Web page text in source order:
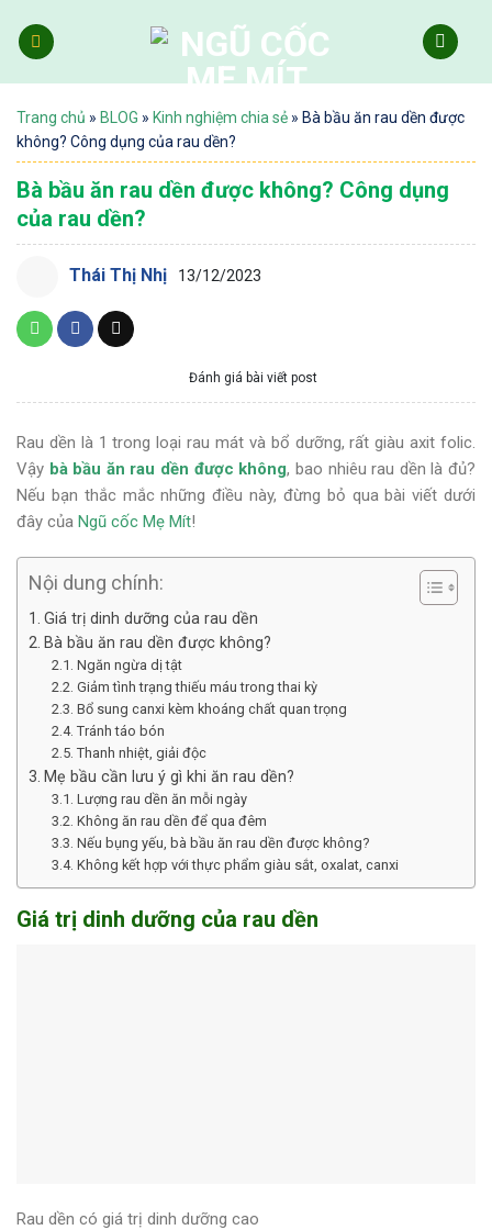
Trang chủ » BLOG » Kinh nghiệm chia sẻ » Bà bầu ăn rau dền được
không? Công dụng của rau dền?
Bà bầu ăn rau dền được không? Công dụng
của rau dền?
Thái Thị Nhị 13/12/2023
Đánh giá bài viết post
Rau dền là 1 trong loại rau mát và bổ dưỡng, rất giàu axit folic.
Vậy bà bầu ăn rau dền được không, bao nhiêu rau dền là đủ?
Nếu bạn thắc mắc những điều này, đừng bỏ qua bài viết dưới
đây của Ngũ cốc Mẹ Mít!
Nội dung chính:
Giá trị dinh dưỡng của rau dền
Bà bầu ăn rau dền được không?
Ngăn ngừa dị tật
Giảm tình trạng thiếu máu trong thai kỳ
Bổ sung canxi kèm khoáng chất quan trọng
Tránh táo bón
Thanh nhiệt, giải độc
Mẹ bầu cần lưu ý gì khi ăn rau dền?
Lượng rau dền ăn mỗi ngày
Không ăn rau dền để qua đêm
Nếu bụng yếu, bà bầu ăn rau dền được không?
Không kết hợp với thực phẩm giàu sắt, oxalat, canxi
Giá trị dinh dưỡng của rau dền
Rau dền có giá trị dinh dưỡng cao